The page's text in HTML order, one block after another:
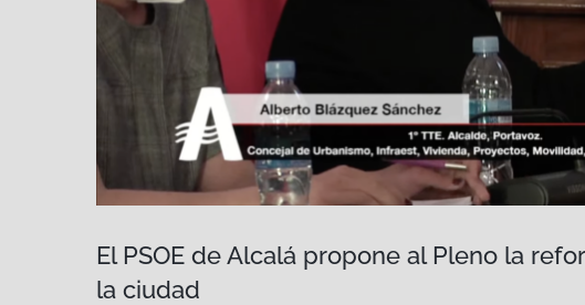
El PSOE de Alcalá propone al Pleno la
la ciudad